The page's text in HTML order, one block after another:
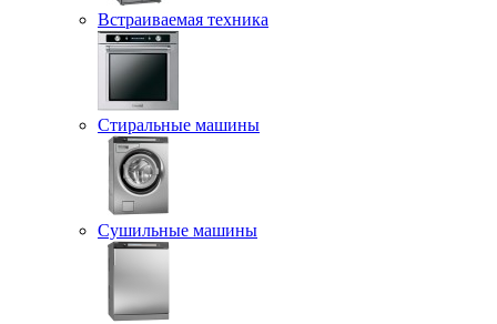
Встраиваемая техника
Стиральные машины
Сушильные машины